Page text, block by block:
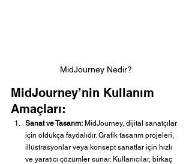
MidJourney Nedir?
MidJourney’nin Kullanım
Amaçları:
Sanat ve Tasarım: MidJourney, dijital sanatçılar
için oldukça faydalıdır. Grafik tasarım projeleri,
illüstrasyonlar veya konsept sanatlar için hızlı
ve yaratıcı çözümler sunar. Kullanıcılar, birkaç